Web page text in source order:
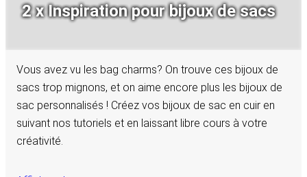
2 x Inspiration pour bijoux de sacs
Vous avez vu les bag charms? On trouve ces bijoux de
sacs trop mignons, et on aime encore plus les bijoux de
sac personnalisés ! Créez vos bijoux de sac en cuir en
suivant nos tutoriels et en laissant libre cours à votre
créativité.